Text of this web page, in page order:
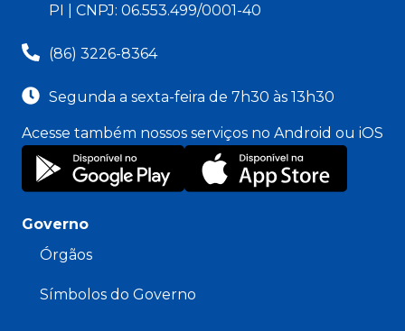
PI | CNPJ: 06.553.499/0001-40
(86) 3226-8364
Segunda a sexta-feira de 7h30 às 13h30
Acesse também nossos serviços no Android ou iOS
Governo
Órgãos
Símbolos do Governo